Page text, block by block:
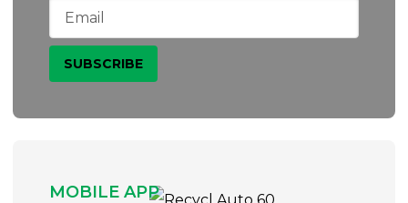
MOBILE APP